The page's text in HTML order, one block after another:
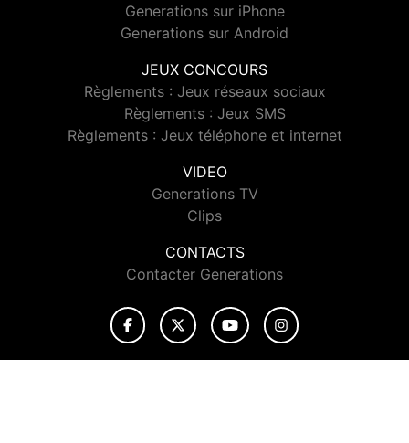
Generations sur iPhone
Generations sur Android
JEUX CONCOURS
Règlements : Jeux réseaux sociaux
Règlements : Jeux SMS
Règlements : Jeux téléphone et internet
VIDEO
Generations TV
Clips
CONTACTS
Contacter Generations